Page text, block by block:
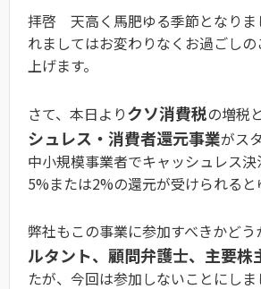
拝啓 天高く馬肥ゆる季節となりま
れましてはお変わりなくお過ごし
上げます。
さて、本日よりクソ消費税の増税
シュレス・消費者還元事業がス
中小規模事業者でキャッシュレス決
5%または2%の還元が受けられると
弊社もこの事業に参加すべきかどう
ルタント、顧問弁護士、主要株
たが、今回は参加しないことにし